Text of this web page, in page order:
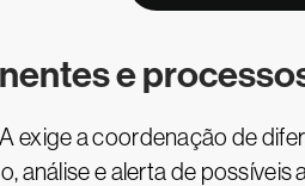
e
exige a coordenação de
análise e alerta de